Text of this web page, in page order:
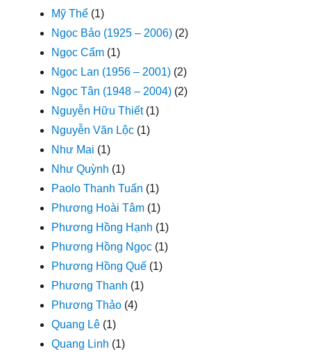
Mỹ Thể (1)
Ngọc Bảo (1925 – 2006) (2)
Ngọc Cẩm (1)
Ngọc Lan (1956 – 2001) (2)
Ngọc Tân (1948 – 2004) (2)
Nguyễn Hữu Thiết(1)
Nguyễn Văn Lộc (1)
Như Mai (1)
Như Quỳnh (1)
Paolo Thanh Tuấn (1)
Phương Hoài Tâm (1)
Phương Hồng Hạnh (1)
Phương Hồng Ngọc (1)
Phương Hồng Quế (1)
Phương Thanh (1)
Phương Thảo (4)
Quang Lê (1)
Quang Linh (1)